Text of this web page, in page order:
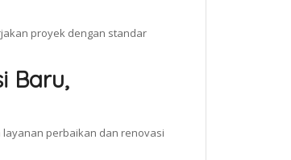
proyek dengan standar
Baru,
perbaikan dan renovasi